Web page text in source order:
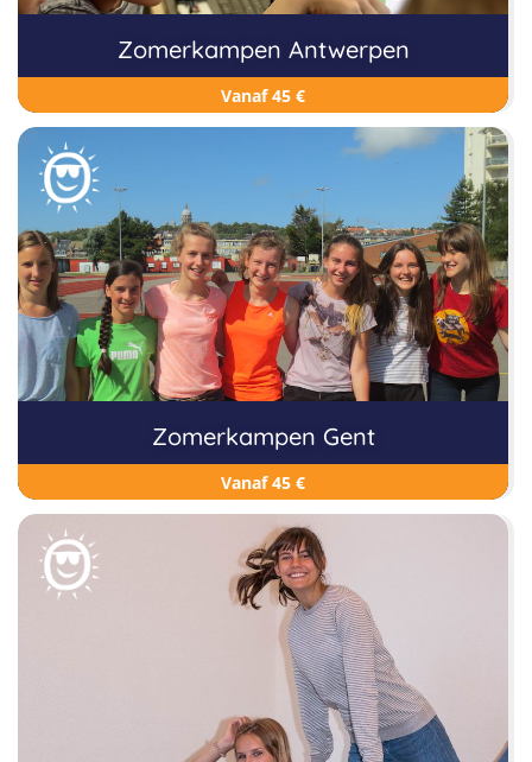
Zomerkampen Antwerpen
Vanaf 45 €
Zomerkampen Gent
Vanaf 45 €